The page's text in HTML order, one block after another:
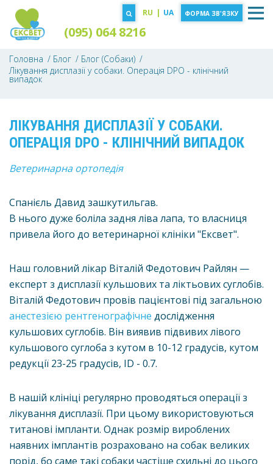
(095) 064 8216
RU | UA ФОРМА ЗВ'ЯЗКУ
Головна Блог
Блог (Собаки)
Лікування дисплазії у собаки. Операція DPO - клінічний
випадок
ЛІКУВАННЯ ДИСПЛАЗІЇ У СОБАКИ.
ОПЕРАЦІЯ DPO - КЛІНІЧНИЙ ВИПАДОК
Ветеринарна ортопедія
Спанієль Давид зашкутильгав.
В нього дуже боліла задня ліва лапа, то власниця
привела його до ветеринарної клініки "Ексвет".
Наш головний лікар Віталій Федотович Райлян —
експерт з дисплазії кульшових та ліктьових суглобів.
Віталій Федотович провів пацієнтові під загальною
анестезією рентгенографічне дослідження
кульшових суглобів. Він виявив підвивих лівого
кульшового суглоба з кутом в 10-12 градусів, кутом
редукції 23-25 градусів, ID - 0.7.
В нашій клініці регулярно проводяться операції з
лікування дисплазії. При цьому використовуються
титанові імпланти. Однак розмір вироблених
наявних імплантів розраховано на собак великих
порід, бо саме такі собаки частіше схильні до цього